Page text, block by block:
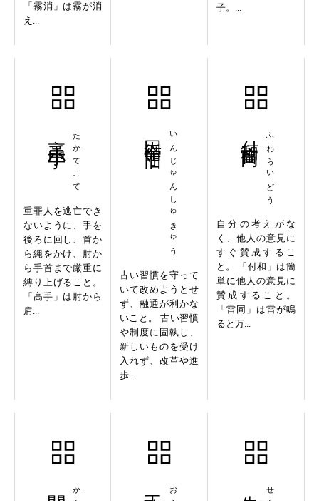
「霧消」は霧が消
え...
子。...
たかてこて
重罪人を逃亡でき
ないように、手を
後ろに回し、首か
ら縄をかけ、肘か
ら手首まで厳重に
縛り上げること。
「高手」は肘から
肩...
いんじゅんしゅきゅう
古い習慣を守って
いて改めようとせ
ず、融通が利かな
いこと。 古い習慣
や制度に固執し、
新しいものを受け
入れず、改革や進
歩...
ふわらいどう
自分の考えがな
く、他人の意見に
すぐ賛成するこ
と。 「付和」は簡
単に他人の意見に
賛成すること。
「雷同」は雷が鳴
ると万...